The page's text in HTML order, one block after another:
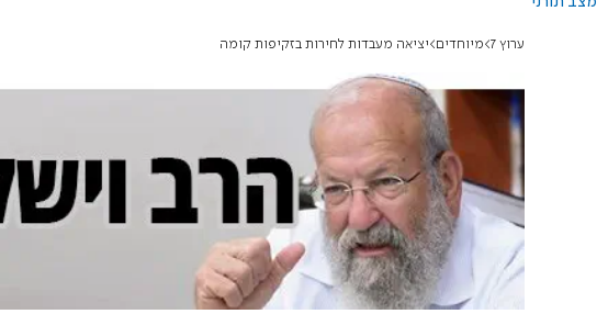
ערוץ 7 מיוחדים יציאה מעבדות לחירות בזקיפות קומה